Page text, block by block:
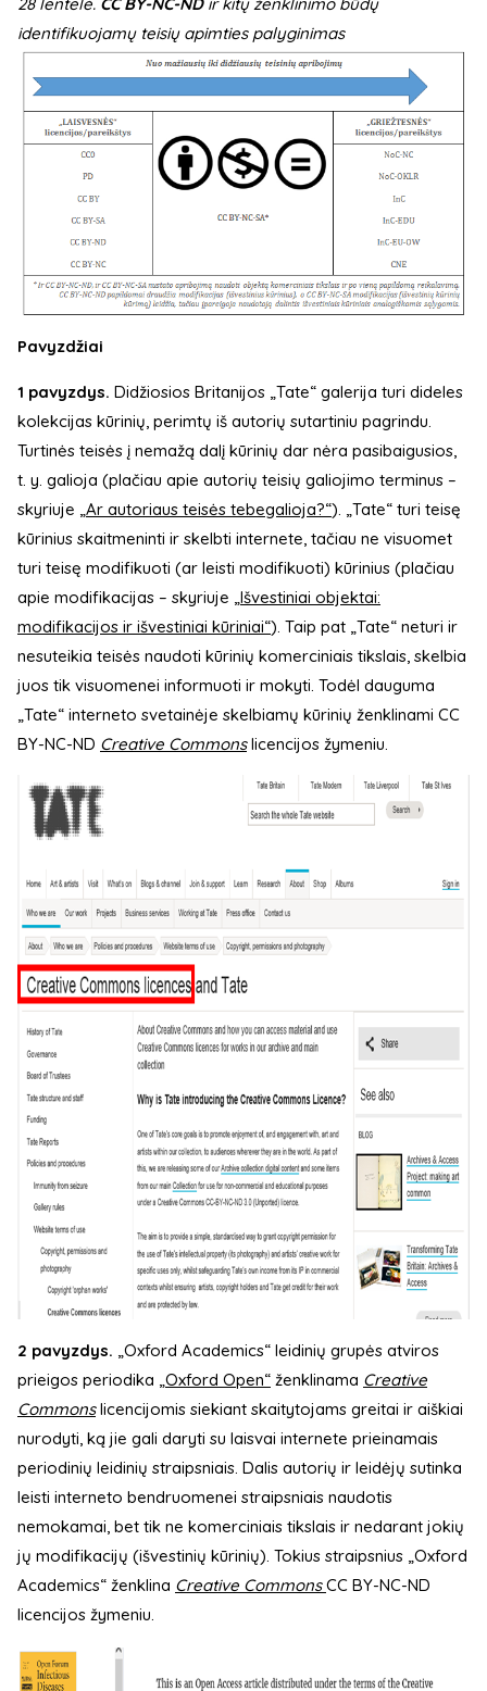
identifikuojamų teisių apimties palyginimas
Pavyzdžiai
1 pavyzdys. Didžiosios Britanijos „Tate“ galerija turi dideles
kolekcijas kūrinių, perimtų iš autorių sutartiniu pagrindu.
Turtinės teisės į nemažą dalį kūrinių dar nėra pasibaigusios,
t. y. galioja (plačiau apie autorių teisių galiojimo terminus –
skyriuje „Ar autoriaus teisės tebegalioja?“). „Tate“ turi teisę
kūrinius skaitmeninti ir skelbti internete, tačiau ne visuomet
turi teisę modifikuoti (ar leisti modifikuoti) kūrinius (plačiau
apie modifikacijas – skyriuje „Išvestiniai objektai:
modifikacijos ir išvestiniai kūriniai“). Taip pat „Tate“ neturi ir
nesuteikia teisės naudoti kūrinių komerciniais tikslais, skelbia
juos tik visuomenei informuoti ir mokyti. Todėl dauguma
„Tate“ interneto svetainėje skelbiamų kūrinių ženklinami CC
BY-NC-ND Creative Commonslicencijos žymeniu.
2 pavyzdys. „Oxford Academics“ leidinių grupės atviros
prieigos periodika „Oxford Open“ ženklinama Creative
Commonslicencijomis siekiant skaitytojams greitai ir aiškiai
nurodyti, ką jie gali daryti su laisvai internete prieinamais
periodinių leidinių straipsniais. Dalis autorių ir leidėjų sutinka
leisti interneto bendruomenei straipsniais naudotis
nemokamai, bet tik ne komerciniais tikslais ir nedarant jokių
jų modifikacijų (išvestinių kūrinių). Tokius straipsnius „Oxford
Academics“ ženklina Creative CommonsCC BY-NC-ND
licencijos žymeniu.